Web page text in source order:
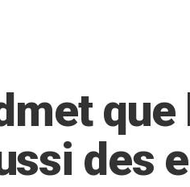
des